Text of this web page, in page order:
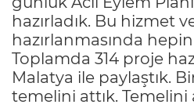
hazırladık. Bu hizmet
hazırlanmasında
Toplamda 314 proje
Malatya ile paylaştık.
temelini attık. Temelini